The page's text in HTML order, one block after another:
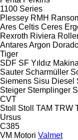
1100 Series
Plessey RMH
Ares Celtis Ceres
Rexroth Riviera
AntaresArgon
Tiger
SDF SF Yıldız Makina
Sauter Scharmüller
Siemens Sisu Diesel
Steiger Stemplinger
CVT
Stoll
Stoll TAM TRW
Ursus
C385
VM Motori Valmet